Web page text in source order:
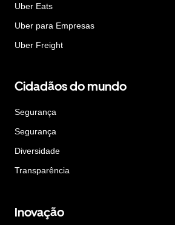
Uber Eats
Uber para Empresas
Uber Freight
Cidadãos do mundo
Segurança
Segurança
Diversidade
Transparência
Inovação